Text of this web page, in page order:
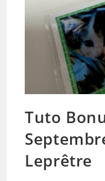
Tuto
Leprêtre